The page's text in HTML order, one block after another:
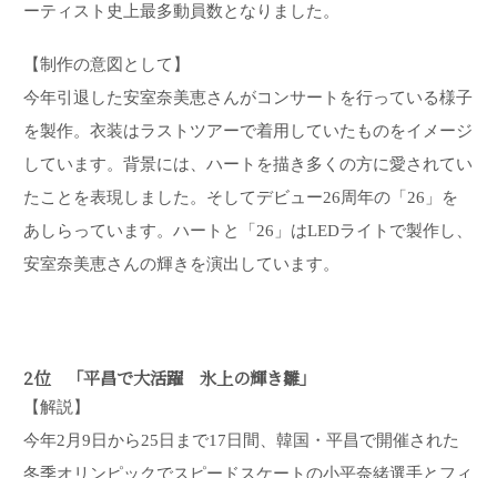
ーティスト史上最多動員数となりました。
【制作の意図として】
今年引退した安室奈美恵さんがコンサートを行っている様子
を製作。衣装はラストツアーで着用していたものをイメージ
しています。背景には、ハートを描き多くの方に愛されてい
たことを表現しました。そしてデビュー26周年の「26」を
あしらっています。ハートと「26」はLEDライトで製作し、
安室奈美恵さんの輝きを演出しています。
2位 「平昌で大活躍 氷上の輝き雛」
【解説】
今年2月9日から25日まで17日間、韓国・平昌で開催された
冬季オリンピックでスピードスケートの小平奈緒選手とフィ